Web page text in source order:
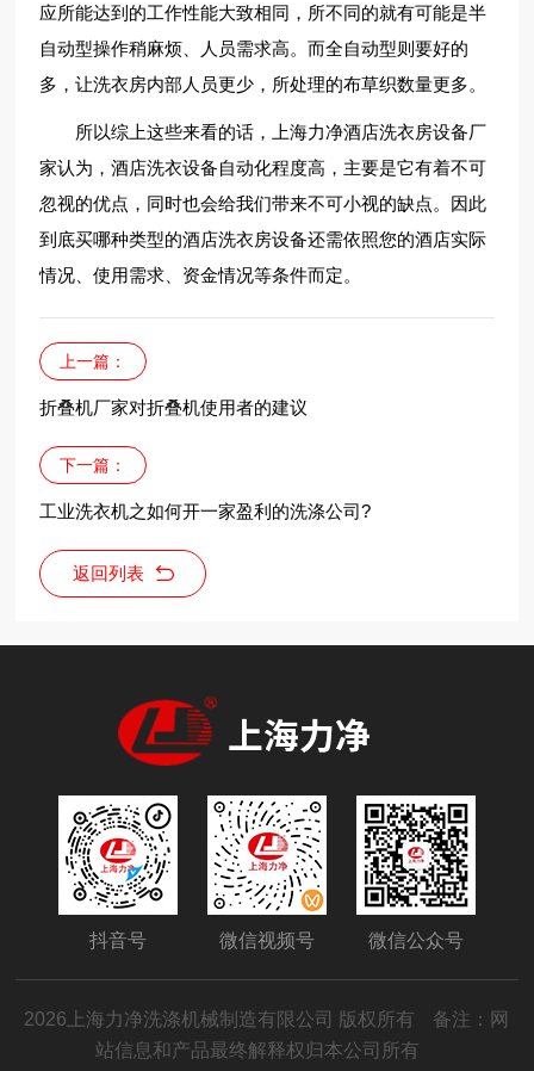
应所能达到的工作性能大致相同，所不同的就有可能是半
自动型操作稍麻烦、人员需求高。而全自动型则要好的
多，让洗衣房内部人员更少，所处理的布草织数量更多。
所以综上这些来看的话，上海力净酒店洗衣房设备厂
家认为，酒店洗衣设备自动化程度高，主要是它有着不可
忽视的优点，同时也会给我们带来不可小视的缺点。因此
到底买哪种类型的酒店洗衣房设备还需依照您的酒店实际
情况、使用需求、资金情况等条件而定。
上一篇：
折叠机厂家对折叠机使用者的建议
下一篇：
工业洗衣机之如何开一家盈利的洗涤公司?
返回列表
抖音号 微信视频号 微信公众号
2026上海力净洗涤机械制造有限公司 版权所有
备注：网
站信息和产品最终解释权归本公司所有